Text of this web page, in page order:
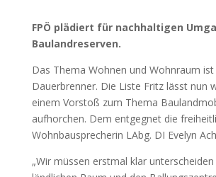
FPÖ plädiert für nachhaltigen
Baulandreserven.
Das Thema Wohnen und Wohnraum
Dauerbrenner. Die Liste Fritz lässt nun
einem Vorstoß zum Thema
aufhorchen. Dem entgegnet die
Wohnbausprecherin LAbg. DI Evelyn
„Wir müssen erstmal klar